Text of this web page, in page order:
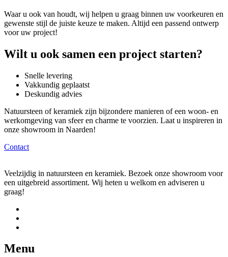
Waar u ook van houdt, wij helpen u graag binnen uw voorkeuren en
gewenste stijl de juiste keuze te maken. Altijd een passend ontwerp
voor uw project!
Wilt u ook samen een project starten?
Snelle levering
Vakkundig geplaatst
Deskundig advies
Natuursteen of keramiek zijn bijzondere manieren of een woon- en
werkomgeving van sfeer en charme te voorzien. Laat u inspireren in
onze showroom in Naarden!
Contact
Veelzijdig in natuursteen en keramiek. Bezoek onze showroom voor
een uitgebreid assortiment. Wij heten u welkom en adviseren u
graag!
Menu